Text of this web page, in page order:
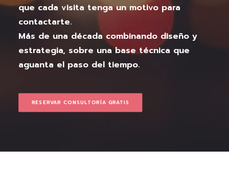
que cada visita tenga un motivo para
contactarte.
Más de una década combinando diseño y
estrategia, sobre una base técnica que
aguanta el paso del tiempo.
RESERVAR CONSULTORÍA GRATIS